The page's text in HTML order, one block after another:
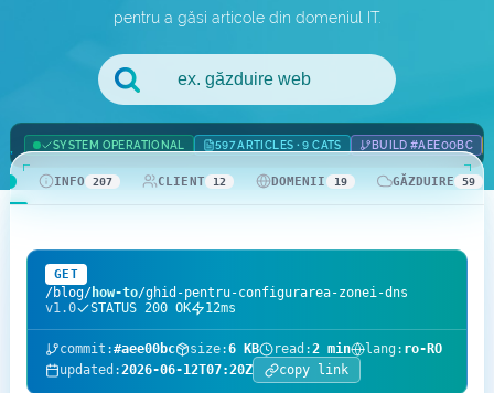
.eu Domains
.com Domains
.net Domains
Whois
Windows Hosting
Server Administration
IT Services
Frequently Asked Questions
Payment Methods
Network Statistics
pentru a găsi articole din domeniul IT.
SYSTEM OPERATIONAL 597 ARTICLES · 9 CATS BUILD #AEE00BC
INFO 207 CLIENT 12 DOMENII 19 GĂZDUIRE 59
GET
/blog/how-to/ghid-pentru-configurarea-zonei-dns
v1.0
STATUS 200 OK 12ms
commit:#aee00bc size:6 KB read:2 min lang: ro-RO
updated:2026-06-12T07:20Z copy link